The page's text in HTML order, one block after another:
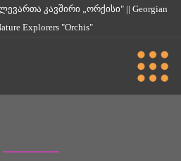
კავშირი „ორქისი" || Georgian
Explorers "Orchis"